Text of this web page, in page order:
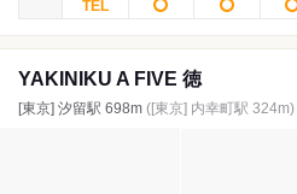
YAKINIKU A FIVE 徳
[東京] 汐留駅 698m ([東京] 内幸町駅 324m)